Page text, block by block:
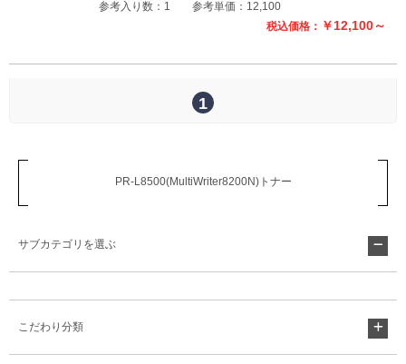
税込価格： ￥12,100～
参考入り数：1 参考単価：12,100
1
PR-L8500(MultiWriter8200N)トナー
サブカテゴリを選ぶ
こだわり分類